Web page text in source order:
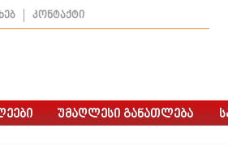
კონტაქტი